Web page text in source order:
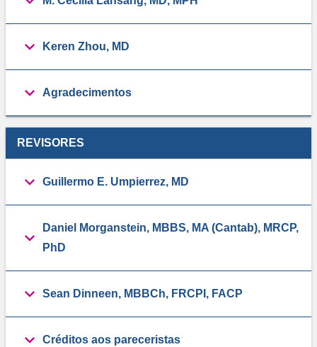
Keren Zhou, MD
Agradecimentos
REVISORES
Guillermo E. Umpierrez, MD
Daniel Morganstein, MBBS, MA (Cantab), MRCP,
PhD
Sean Dinneen, MBBCh, FRCPI, FACP
Créditos aos pareceristas